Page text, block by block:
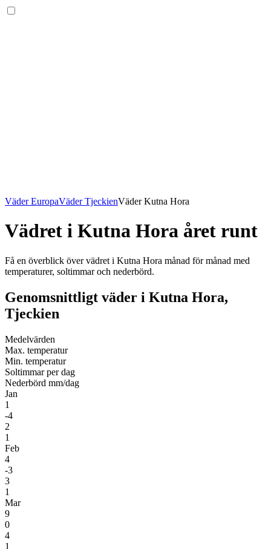
Väder EuropaVäder TjeckienVäder Kutna Hora
Vädret i Kutna Hora året runt
Få en överblick över vädret i Kutna Hora månad för månad med
temperaturer, soltimmar och nederbörd.
Genomsnittligt väder i Kutna Hora,
Tjeckien
Medel­värden
Max. temperatur
Min. temperatur
Soltimmar per dag
Nederbörd mm/dag
Jan
1
-4
2
1
Feb
4
-3
3
1
Mar
9
0
4
1